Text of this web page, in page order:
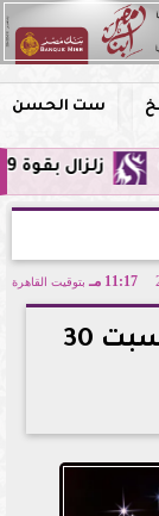
ست الحسن
مركزه شرق البحر المتوسط
11:17 مـ بتوقيت القاهرة
برج الجوزاء حظك اليوم السبت 30